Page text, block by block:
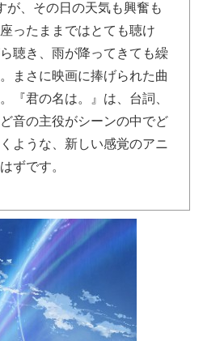
が、その日の天気も興奮も
ったままではとても聴け
聴き、雨が降ってきても繰
まさに映画に捧げられた曲
『君の名は。』は、台詞、
音の主役がシーンの中でど
ような、新しい感覚のアニ
ずです。